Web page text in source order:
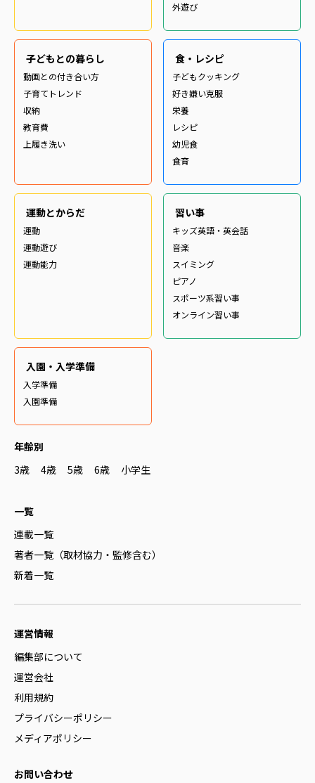
外遊び
子どもとの暮らし
動画との付き合い方
子育てトレンド
収納
教育費
上履き洗い
食・レシピ
子どもクッキング
好き嫌い克服
栄養
レシピ
幼児食
食育
運動とからだ
運動
運動遊び
運動能力
習い事
キッズ英語・英会話
音楽
スイミング
ピアノ
スポーツ系習い事
オンライン習い事
入園・入学準備
入学準備
入園準備
年齢別
3歳
4歳 5歳 6歳 小学生
一覧
連載一覧
著者一覧（取材協力・監修含む）
新着一覧
運営情報
編集部について
運営会社
利用規約
プライバシーポリシー
メディアポリシー
お問い合わせ